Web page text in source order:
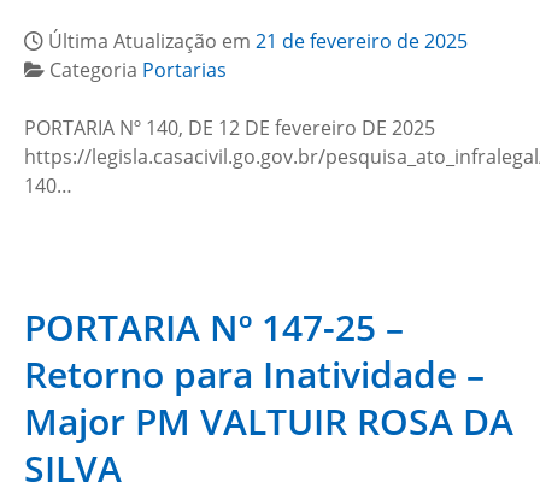
Última Atualização em 21 de fevereiro de 2025
Categoria Portarias
PORTARIA Nº 140, DE 12 DE fevereiro DE 2025
https://legisla.casacivil.go.gov.br/
140…
PORTARIA Nº 147-25 –
Retorno para Inatividade –
Major PM VALTUIR ROSA DA
SILVA